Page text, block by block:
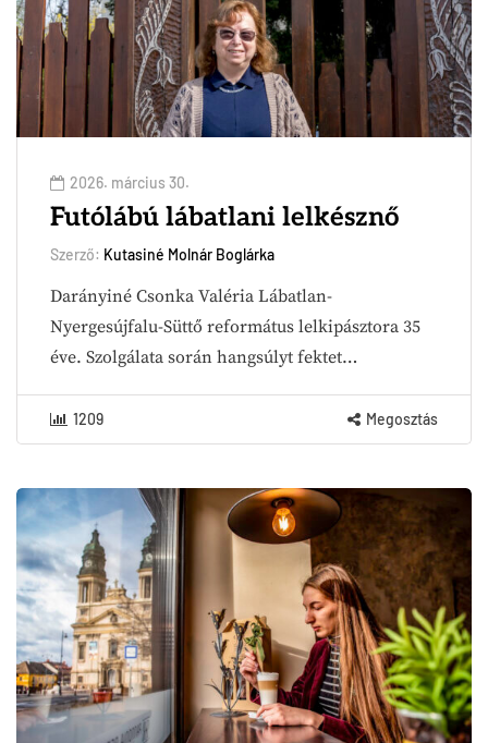
2026. március 30.
Futólábú lábatlani lelkésznő
Szerző: Kutasiné Molnár Boglárka
Darányiné Csonka Valéria Lábatlan-
Nyergesújfalu-Süttő református lelkipásztora 35
éve. Szolgálata során hangsúlyt fektet…
1209 Megosztás